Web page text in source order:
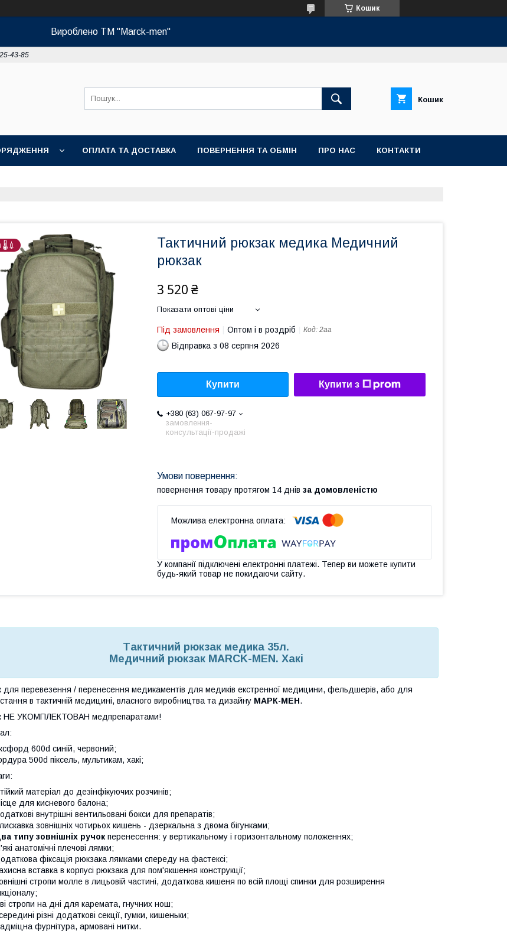
Кошик
Вироблено ТМ "Marck-men"
43-85
Кошик
ОПЛАТА ТА ДОСТАВКА ПОВЕРНЕННЯ ТА ОБМІН ПРО НАС КОНТАКТИ
Тактичний рюкзак медика Медичний
рюкзак
3 520 ₴
Показати оптові ціни
Під замовлення Оптом і в роздріб Код: 2aa
Відправка з 08 серпня 2026
Купити Купити з
+380 (63) 067-97-97
замовлення-
консультації-продажі
повернення товару протягом 14 днів за домовленістю
У компанії підключені електронні платежі. Тепер ви можете купити
будь-який товар не покидаючи сайту.
Тактичний рюкзак медика 35л.
Медичний рюкзак MARCK-MEN. Хакі
для перевезення / перенесення медикаментів для медиків екстренної медицини, фельдшерів, або для
в тактичній медицині, власного виробництва та дизайну МАРК-МЕН.
НЕ УКОМПЛЕКТОВАН медпрепаратами!
600d синій, червоний;
500d піксель, мультикам, хакі;
матеріал до дезінфікуючих розчинів;
для кисневого балона;
внутрішні вентильовані бокси для препаратів;
зовнішніх чотирьох кишень - дзеркальна з двома бігунками;
типу зовнішніх ручок перенесення: у вертикальному і горизонтальному положеннях;
анатомічні плечові лямки;
фіксація рюкзака лямками спереду на фастексі;
вставка в корпусі рюкзака для пом'якшення конструкції;
стропи молле в лицьовій частині, додаткова кишеня по всій площі спинки для розширення
стропи на дні для каремата, гнучних нош;
різні додаткові секції, гумки, кишеньки;
фурнітура, армовані нитки.